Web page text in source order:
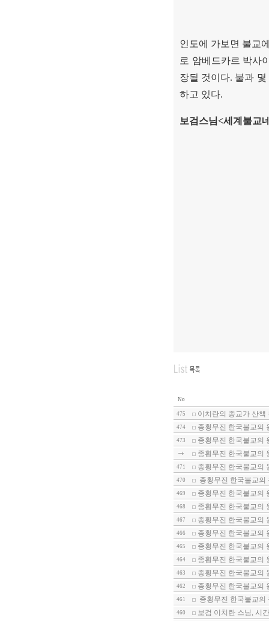
인도에 가보면 불교
로 암베드카르 박사
장될 것이다. 불과 몇
하고 있다.
보검스님<세계불교
No
475 이치란의 종교가 산
474 종횡무진 한국불교의
473
종횡무진 한국불교의
종횡무진 한국불교의
471 종횡무진 한국불교의
470 종횡무진 한국불교
469 종횡무진 한국불교의
468 종횡무진 한국불교의
467 종횡무진 한국불교의
466 종횡무진 한국불교의
465 종횡무진 한국불교의
464 종횡무진 한국불교의
463 종횡무진 한국불교의
462 종횡무진 한국불교의
461 종횡무진 한국불교
460 보검 이치란 스님, 시